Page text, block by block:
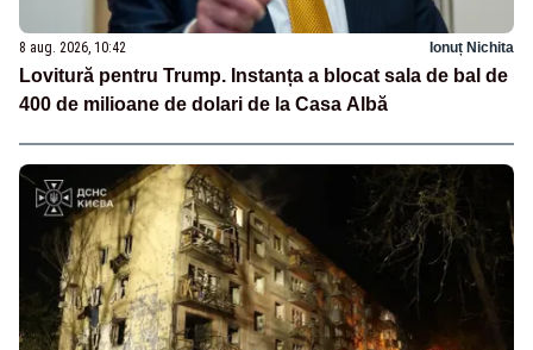
8 aug. 2026, 10:42 Ionuț Nichita
Lovitură pentru Trump. Instanța a blocat sala de bal de
400 de milioane de dolari de la Casa Albă